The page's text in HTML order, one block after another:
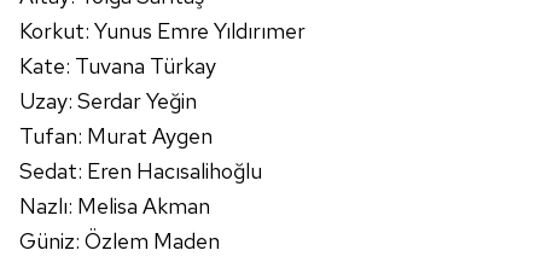
Korkut: Yunus Emre Yıldırımer
Kate: Tuvana Türkay
Uzay: Serdar Yeğin
Tufan: Murat Aygen
Sedat: Eren Hacısalihoğlu
Nazlı: Melisa Akman
Güniz: Özlem Maden